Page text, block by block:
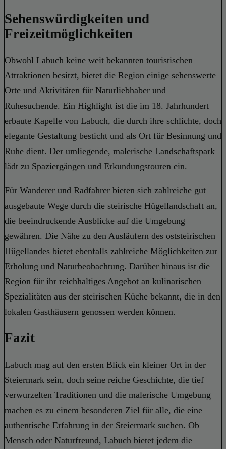
Sehenswürdigkeiten und
Freizeitmöglichkeiten
Obwohl Labuch keine weit bekannten touristischen
Attraktionen besitzt, bietet die Region einige sehenswerte
Orte und Aktivitäten für Naturliebhaber und
Ruhesuchende. Ein Highlight ist die im 18. Jahrhundert
erbaute Kapelle von Labuch, die durch ihre schlichte, doch
elegante Gestaltung besticht und als Ort für Besinnung und
Ruhe dient. Der umliegende, malerische Landschaftspark
lädt zu Spaziergängen und Erkundungstouren ein.
Für Wanderer und Radfahrer bieten sich zahlreiche gut
ausgebaute Wege durch die steirische Hügellandschaft an,
die beeindruckende Ausblicke auf die Umgebung
gewähren. Die Nähe zu den Ausläufern des oststeirischen
Hügellandes bietet ebenfalls zahlreiche Möglichkeiten zur
Erholung und Naturbeobachtung. Darüber hinaus ist die
Region für ihr reichhaltiges Angebot an kulinarischen
Spezialitäten aus der steirischen Küche bekannt, die in den
lokalen Gasthäusern genossen werden können.
Fazit
Labuch mag auf den ersten Blick ein kleiner Ort in der
Steiermark sein, doch seine reiche Geschichte, die tief
verwurzelten Traditionen und die malerische Umgebung
machen es zu einem besonderen Ziel für alle, die eine
authentische Erfahrung in der Steiermark suchen. Ob
Mensch oder Naturfreund, Labuch bietet jedem die